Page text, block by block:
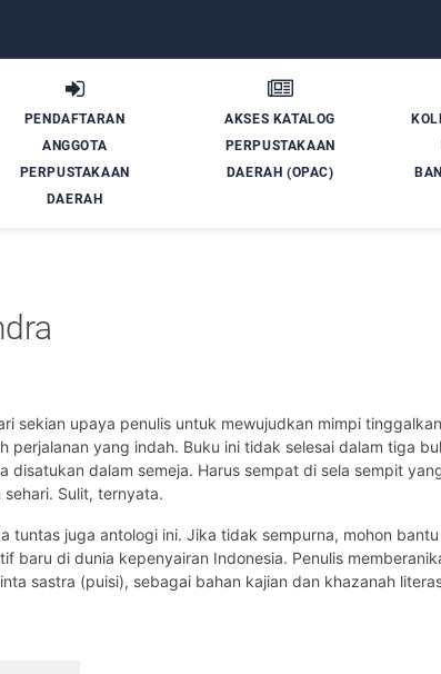
PENDAFTARAN
ANGGOTA
PERPUSTAKAAN
DAERAH
AKSES KATALOG
PERPUSTAKAAN
DAERAH (OPAC)
sekian upaya penulis untuk mewujudkan mimpi
perjalanan yang indah. Buku ini tidak selesai dalam tiga
disatukan dalam semeja. Harus sempat di sela sempit
Sulit, ternyata.
tuntas juga antologi ini. Jika tidak sempurna, mohon
baru di dunia kepenyairan Indonesia. Penulis
sastra (puisi), sebagai bahan kajian dan khazanah